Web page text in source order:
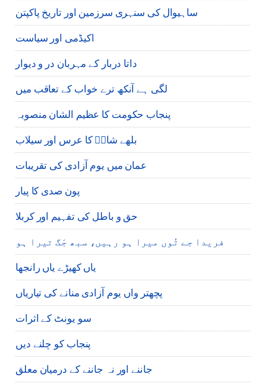
ساہیوال کی سنہری سرزمین اور تاریخ پاکپتن
اکیڈمی اور سیاست
داتا دربار کے مہربان در و دیوار
لگی ہے آنکھ ترے خواب کے تعاقب میں
پنجاب حکومت کا عظیم الشان منصوبہ
بلھے شاہؒ کا عرس اور سیلاب
عمان میں یوم آزادی کی تقریبات
پون صدی کا پیار
حق و باطل کی تفہیم اور کربلا
فریدا جے تُوں میرا ہو رہیں، سبھ جَگ تیرا ہو
یاں کھیڑے یاں رانجھا
پچھتر واں یوم آزادی منانے کی تیاریاں
سو یونٹ کے اثرات
پنجاب کو چلنے دیں
جاننے اور نہ جاننے کے درمیان معلق